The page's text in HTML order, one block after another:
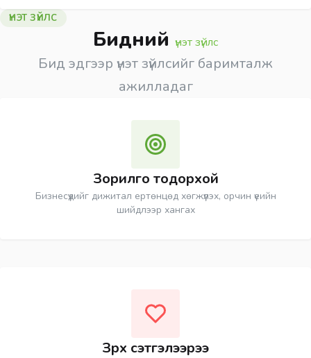
ҮНЭТ ЗҮЙЛС
Бидний үнэт зүйлс
Бид эдгээр үнэт зүйлсийг баримталж
ажилладаг
Зорилго тодорхой
Бизнесүүдийг дижитал ертөнцөд хөгжүүлэх, орчин үеийн
шийдлээр хангах
Зүрх сэтгэлээрээ